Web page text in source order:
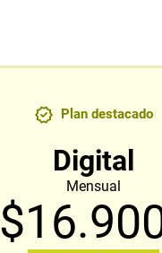
Plan destacado
Digital
Mensual